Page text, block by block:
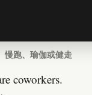
慢跑、瑜伽或健走
coworkers.